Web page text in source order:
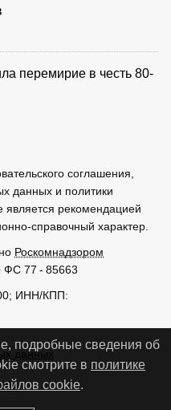
перемирие в честь 80-
соглашения,
данных и политики
является рекомендацией
справочный характер.
Роскомнадзором
ФС 77 - 85663
ИНН/КПП:
данных
подробные сведения об
смотрите в политике
cookie.